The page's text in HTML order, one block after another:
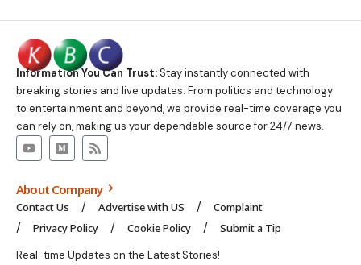
Information You Can Trust:Stay instantly connected with
breaking stories and live updates. From politics and technology
to entertainment and beyond, we provide real-time coverage you
can rely on, making us your dependable source for 24/7 news.
About Company
Contact Us Advertise with US
Complaint
Privacy Policy
Cookie Policy Submit a Tip
Real-time Updates on the Latest Stories!